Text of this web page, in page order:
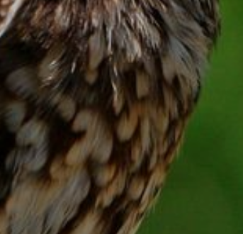
ZDRAVOTNÍ STŘEDISKO
ŽIVOT KOLEM NÁS
ZPRÁVY